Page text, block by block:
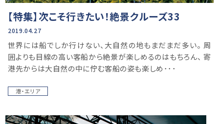
【特集】次こそ行きたい！絶景クルーズ33
2019.04.27
世界には船でしか行けない、大自然の地もまだまだ多い。 周
囲よりも目線の高い客船から絶景が楽しめるのはもちろん、 寄
港先からは大自然の中に佇む客船の姿も楽しめ･･･
港・エリア